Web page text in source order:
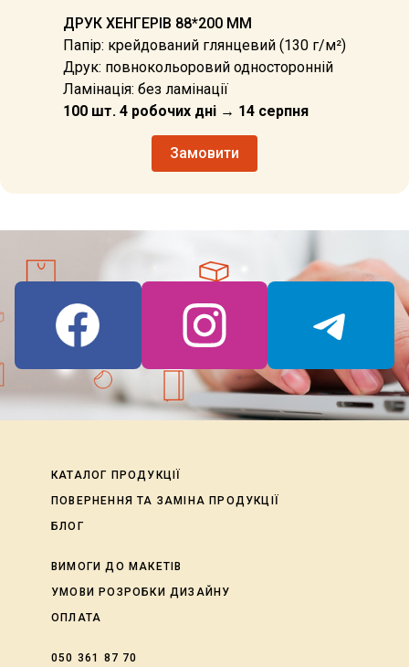
ДРУК ХЕНГЕРІВ 88*200 ММ
Папір: крейдований глянцевий (130 г/м²)
Друк: повнокольоровий односторонній
Ламінація: без ламінації
100 шт. 4 робочих дні → 14 серпня
Замовити
КАТАЛОГ ПРОДУКЦІЇ
ПОВЕРНЕННЯ ТА ЗАМІНА ПРОДУКЦІЇ
БЛОГ
ВИМОГИ ДО МАКЕТІВ
УМОВИ РОЗРОБКИ ДИЗАЙНУ
ОПЛАТА
050 361 87 70